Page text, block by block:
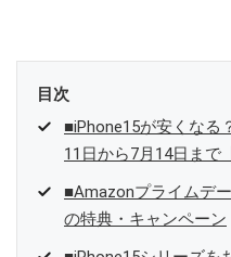
目次
■iPhone15が安くなる
11日から7月14日まで
■Amazonプライムデ
の特典・キャンペーン